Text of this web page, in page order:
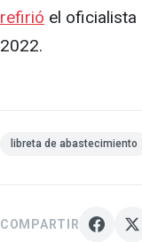
refirió el oficialista
2022.
libreta de abastecimiento
COMPARTIR